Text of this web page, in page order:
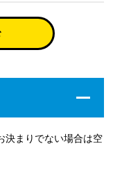
決まりでない場合は空